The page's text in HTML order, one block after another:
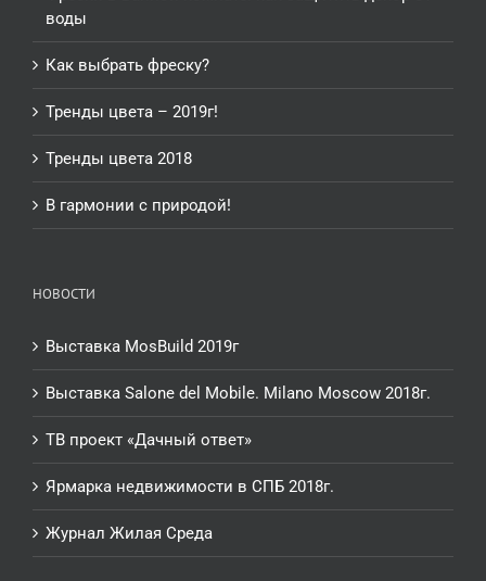
воды
Как выбрать фреску?
Тренды цвета – 2019г!
Тренды цвета 2018
В гармонии с природой!
НОВОСТИ
Выставка MosBuild 2019г
Выставка Salone del Mobile. Milano Moscow 2018г.
ТВ проект «Дачный ответ»
Ярмарка недвижимости в СПБ 2018г.
Журнал Жилая Среда